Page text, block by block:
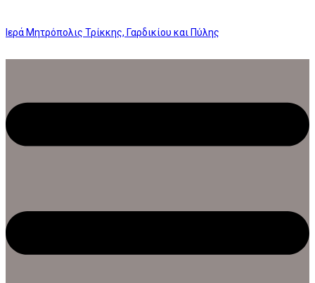
Ιερά Μητρόπολις Τρίκκης, Γαρδικίου και Πύλης